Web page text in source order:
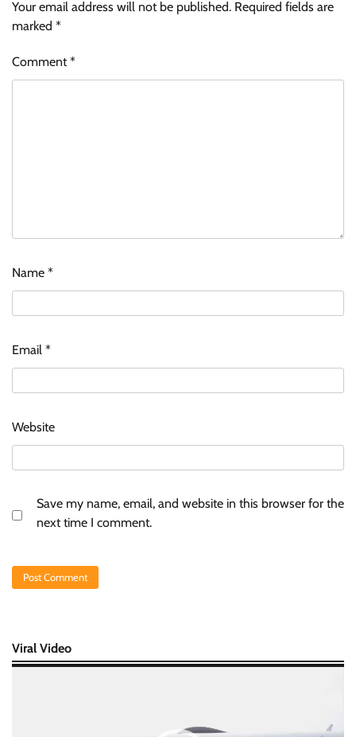
Your email address will not be published. Required fields are
marked *
Comment*
Name *
Email *
Website
Save my name, email, and website in this browser for the
next time I comment.
Viral Video